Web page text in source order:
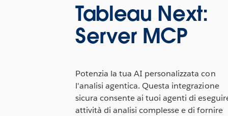
Tableau Next:
Server MCP
Potenzia la tua AI personalizzata con
l'analisi agentica. Questa integrazione
sicura consente ai tuoi agenti di
attività di analisi complesse e di fornire